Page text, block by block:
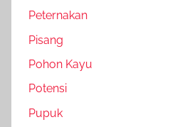
Peternakan
Pisang
Pohon Kayu
Potensi
Pupuk